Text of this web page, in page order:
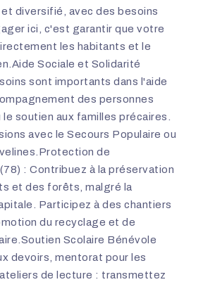
diversifié, avec des besoins
ici, c'est garantir que votre
les habitants et le
Sociale et Solidarité
sont importants dans l'aide
des personnes
soutien aux familles précaires.
avec le Secours Populaire ou
de
: Contribuez à la préservation
et des forêts, malgré la
Participez à des chantiers
du recyclage et de
Scolaire Bénévole
devoirs, mentorat pour les
de lecture : transmettez